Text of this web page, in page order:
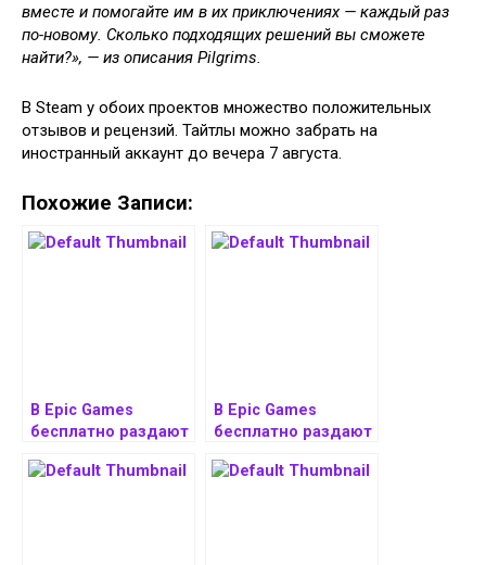
вместе и помогайте им в их приключениях — каждый раз
по-новому. Сколько подходящих решений вы сможете
найти?», — из описания Pilgrims.
В Steam у обоих проектов множество положительных
отзывов и рецензий. Тайтлы можно забрать на
иностранный аккаунт до вечера 7 августа.
Похожие Записи:
В Epic Games
бесплатно раздают
шутер и стратегию
В Epic Games
бесплатно раздают
зомби-экшен Dead